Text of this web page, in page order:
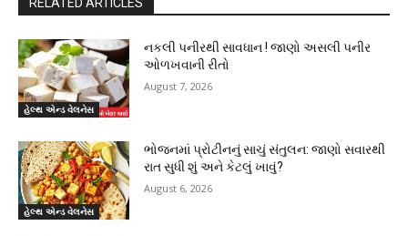
RELATED ARTICLES
હેલ્થ એન્ડ વેલનેસ
નકલી પનીરથી સાવધાન ! જાણો અસલી પનીર
ઓળખવાની રીતો
August 7, 2026
હેલ્થ એન્ડ વેલનેસ
ભોજનમાં પ્રોટીનનું સાચું સંતુલન: જાણો સવારથી
રાત સુધી શું અને કેટલું ખાવું?
August 6, 2026